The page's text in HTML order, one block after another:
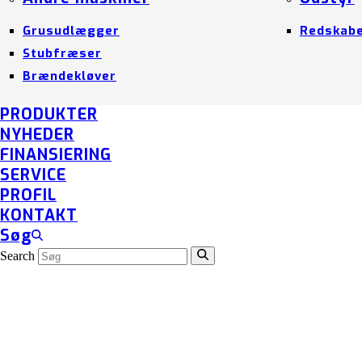
Grusudlægger
Stubfræser
Brændekløver
PRODUKTER
NYHEDER
FINANSIERING
SERVICE
PROFIL
KONTAKT
Søg
Search